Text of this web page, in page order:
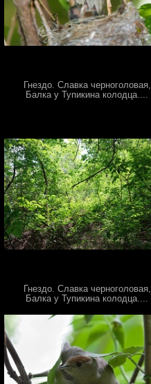
Гнездо. Славка черноголовая,
Балка у Тупикина колодца....
Гнездо. Славка черноголовая,
Балка у Тупикина колодца....